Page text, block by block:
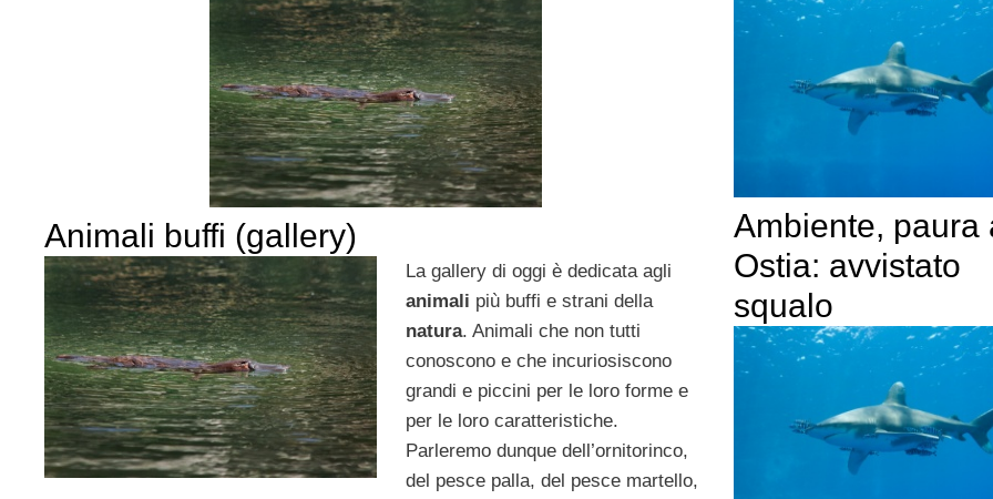
Animali buffi (gallery)
La gallery di oggi è dedicata agli
animali più buffi e strani della
natura. Animali che non tutti
conoscono e che incuriosiscono
grandi e piccini per le loro forme e
per le loro caratteristiche.
Parleremo dunque dell’ornitorinco,
del pesce palla, del pesce martello,
Ambiente, paura
Ostia: avvistato
squalo